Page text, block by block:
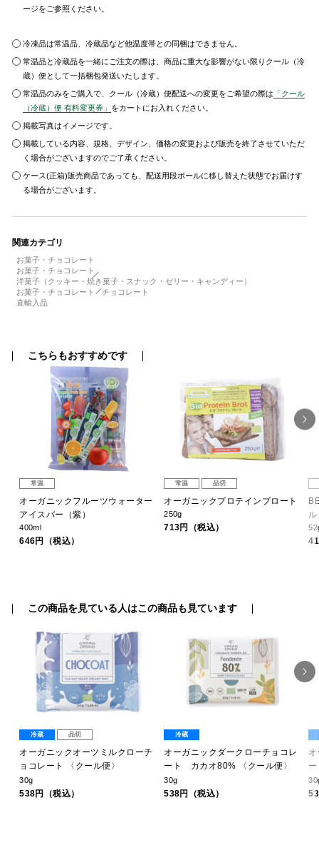
ージをご参照ください。
冷凍品は常温品、冷蔵品など他温度帯との同梱はできません。
常温品と冷蔵品を一緒にご注文の際は、商品に重大な影響がない限りクール（冷
蔵）便として一括梱包発送いたします。
常温品のみをご購入で、クール（冷蔵）便配送への変更をご希望の際は 「クール
（冷蔵）便 有料変更券」 をカートにお入れください。
掲載写真はイメージです。
掲載している内容、規格、デザイン、価格の変更および販売を終了させていただ
く場合がございますのでご了承ください。
ケース(正箱)販売商品であっても、配送用段ボールに移し替えた状態でお届けす
る場合がございます。
関連カテゴリ
お菓子・チョコレート
お菓子・チョコレート
洋菓子（クッキー・焼き菓子・スナック・ゼリー・キャンディー）
お菓子・チョコレート
チョコレート
直輸入品
こちらもおすすめです
常温
オーガニックフルーツウォーター
アイスバー（紫）
400ml
646円（税込）
常温 品切
オーガニックプロテインブロート
250g
713円（税込）
ル
この商品を見ている人はこの商品も見ています
冷蔵 品切
オーガニックオーツミルクローチ
ョコレート 〈クール便〉
30g
538円（税込）
冷蔵
オーガニックダークローチョコレ
ート カカオ80% 〈クール便〉
30g
538円（税込）